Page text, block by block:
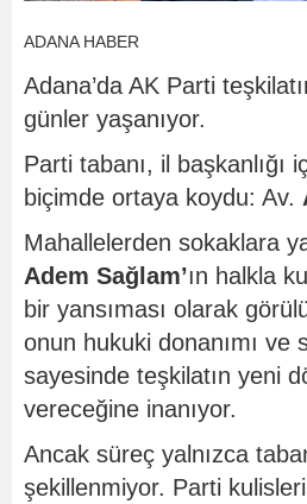
ADANA HABER
Adana’da AK Parti
günler yaşanıyor.
Parti tabanı, il başkanlığı
biçimde ortaya koydu: Av.
Mahallelerden sokaklara
Adem Sağlam’ın halkla
bir yansıması olarak
onun hukuki donanımı ve
sayesinde teşkilatın yeni
vereceğine inanıyor.
Ancak süreç yalnızca
şekillenmiyor. Parti